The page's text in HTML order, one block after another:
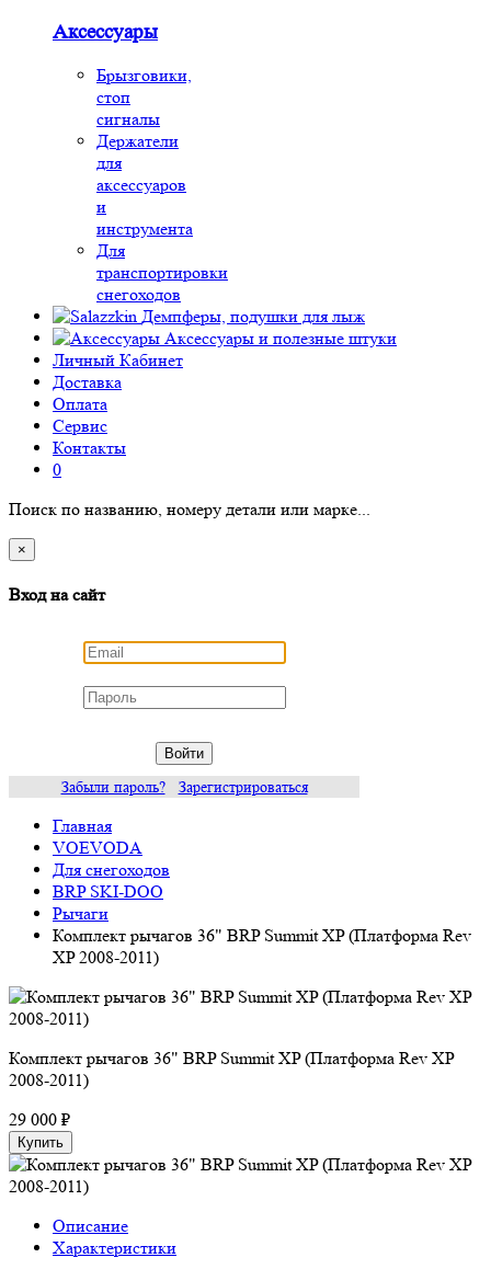
Аксессуары
Брызговики,
стоп
сигналы
Держатели
для
аксессуаров
и
инструмента
Для
транспортировки
снегоходов
Демпферы, подушки для лыж
Аксессуары и полезные штуки
Личный Кабинет
Доставка
Оплата
Сервис
Контакты
0
Поиск по названию, номеру детали или марке...
×
Вход на сайт
Войти
Забыли пароль? Зарегистрироваться
Главная
VOEVODA
Для снегоходов
BRP SKI-DOO
Рычаги
Комплект рычагов 36" BRP Summit XP (Платформа Rev
XP 2008-2011)
Комплект рычагов 36" BRP Summit XP (Платформа Rev XP
2008-2011)
29 000 ₽
Купить
Описание
Характеристики